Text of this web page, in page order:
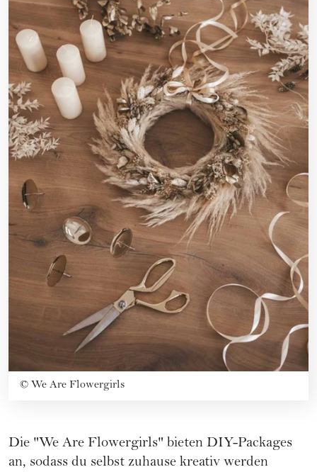
© We Are Flowergirls
Die "We Are Flowergirls" bieten DIY-Packages
an, sodass du selbst zuhause kreativ werden